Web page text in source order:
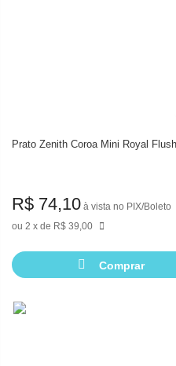
Prato Zenith Coroa Mini Royal
2 de R$ 39,00
R$ 74,10 à vista no PIX/Boleto
Comprar